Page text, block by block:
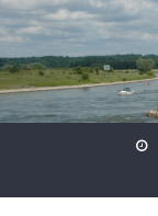
Skip
to
content